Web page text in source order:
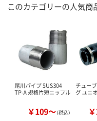
このカテゴリーの人気商
尾川パイプ SUS304
TP-A 規格片短ニップル
￥109～（税込）
チュー
グ ユニ